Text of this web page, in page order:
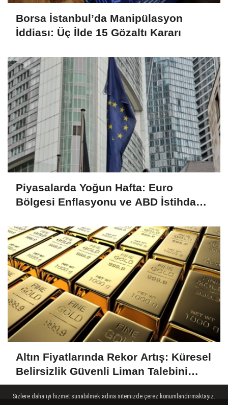
Borsa İstanbul’da Manipülasyon
İddiası: Üç İlde 15 Gözaltı Kararı
Piyasalarda Yoğun Hafta: Euro
Bölgesi Enflasyonu ve ABD İstihdam
Altın Fiyatlarında Rekor Artış: Küresel
Belirsizlik Güvenli Liman Talebini
Artırıyor
Sizlere daha iyi hizmet sunabilmek adına sitemizde çerez konumlandırmaktayız.